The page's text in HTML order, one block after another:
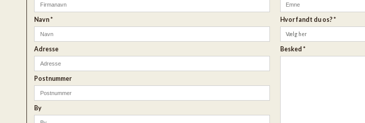
Navn*
Adresse
Postnummer
By
Hvor fandt du os?*
Besked *